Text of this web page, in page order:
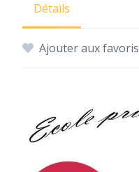
Détails
Ajouter aux favoris